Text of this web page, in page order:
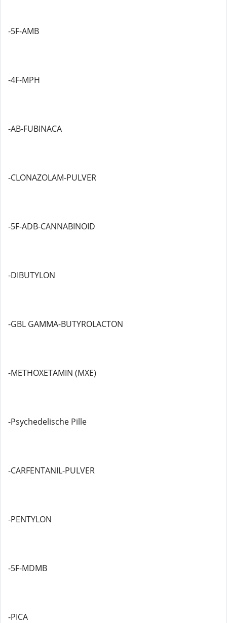
-5F-AMB
-4F-MPH
-AB-FUBINACA
-CLONAZOLAM-PULVER
-5F-ADB-CANNABINOID
-DIBUTYLON
-GBL GAMMA-BUTYROLACTON
-METHOXETAMIN (MXE)
-Psychedelische Pille
-CARFENTANIL-PULVER
-PENTYLON
-5F-MDMB
-PICA